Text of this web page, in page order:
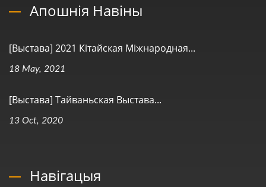
Апошнія Навіны
[Выстава] 2021 Кітайская Міжнародная...
18 May, 2021
[Выстава] Тайваньская Выстава...
13 Oct, 2020
Навігацыя